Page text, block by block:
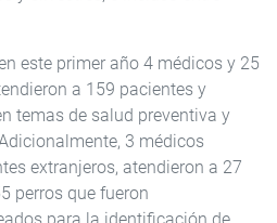
este primer año 4 médicos y 25
a 159 pacientes y
temas de salud preventiva y
3 médicos
extranjeros, atendieron a 27
perros que fueron
para la identificación de